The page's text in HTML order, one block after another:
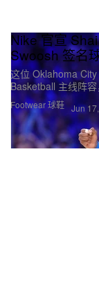
Footwear 球鞋
Nike 官宣
Swoosh 签名
这位 Oklahoma
Basketball 主线阵
Jun